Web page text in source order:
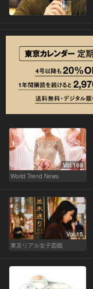
Vol.169
World Trend News
Vol.15
東京リアル女子図鑑